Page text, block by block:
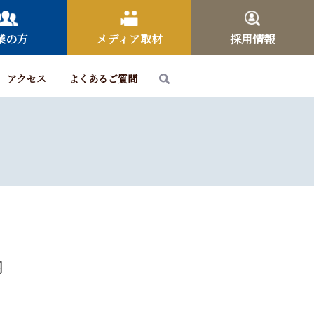
の方 メディア取材 採用情報
アクセス よくあるご質問